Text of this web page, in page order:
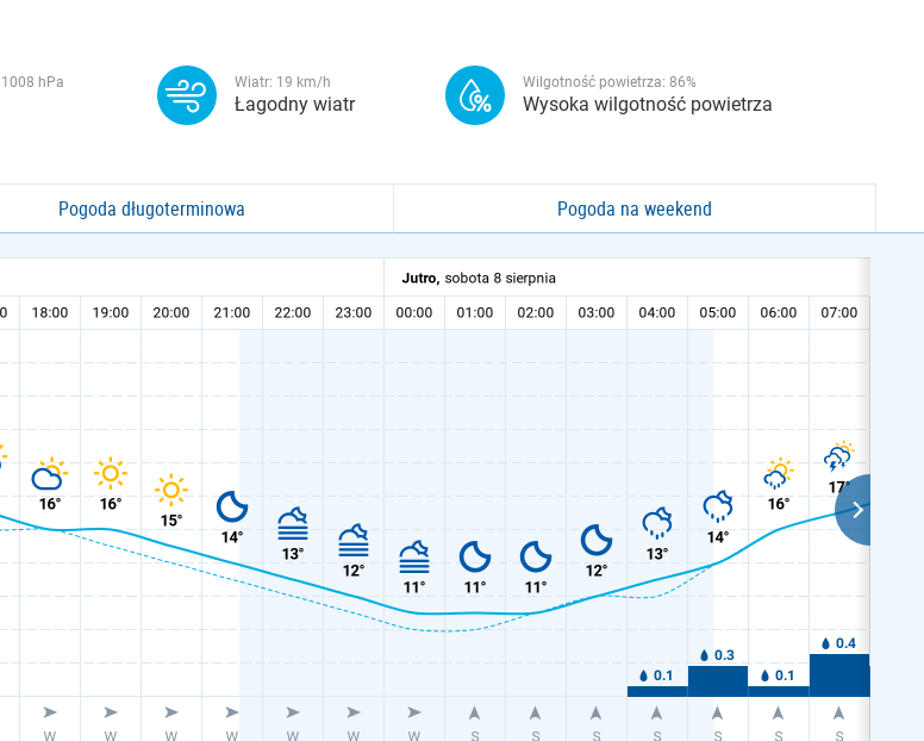
1008 hPa Wiatr: 19 km/h
Łagodny wiatr
Wilgotność powietrza: 86%
Wysoka wilgotność powietrza
Pogoda długoterminowa Pogoda na weekend